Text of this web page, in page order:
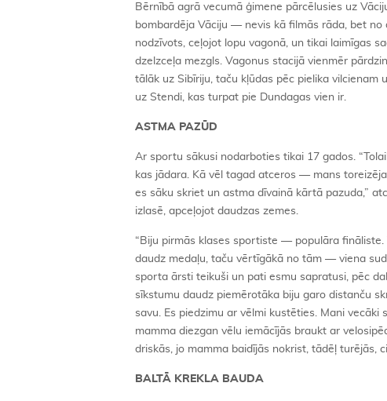
Bērnībā agrā vecumā ģimene pārcēlusies uz
bombardēja Vāciju — nevis kā filmās rāda, bet no
nodzīvots, ceļojot lopu vagonā, un tikai laimīgas
dzelzceļa mezgls. Vagonus stacijā vienmēr
tālāk uz Sibīriju, taču kļūdas pēc pielika
uz Stendi, kas turpat pie Dundagas vien ir.
ASTMA PAZŪD
Ar sportu sākusi nodarboties tikai 17 gados.
kas jādara. Kā vēl tagad atceros — mans
es sāku skriet un astma dīvainā kārtā pazuda,”
izlasē, apceļojot daudzas zemes.
“Biju pirmās klases sportiste — populāra
daudz medaļu, taču vērtīgākā no tām — viena
sporta ārsti teikuši un pati esmu sapratusi, pēc
sīkstumu daudz piemērotāka biju garo distanču
savu. Es piedzimu ar vēlmi kustēties. Mani
mamma diezgan vēlu iemācījās braukt ar
driskās, jo mamma baidījās nokrist, tādēļ turējās,
BALTĀ KREKLA BAUDA